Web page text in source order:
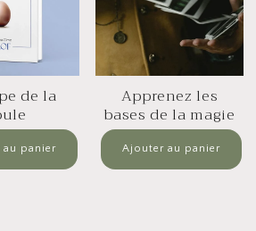
les
de la magie
Kleroterion